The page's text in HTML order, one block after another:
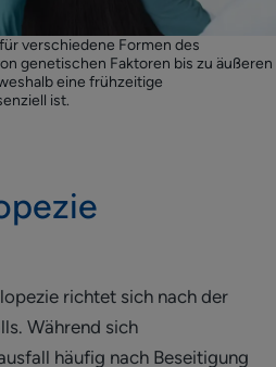
verschiedene Formen des
genetischen Faktoren bis zu äußeren
eine frühzeitige
ist.
richtet sich nach der
Während sich
häufig nach Beseitigung